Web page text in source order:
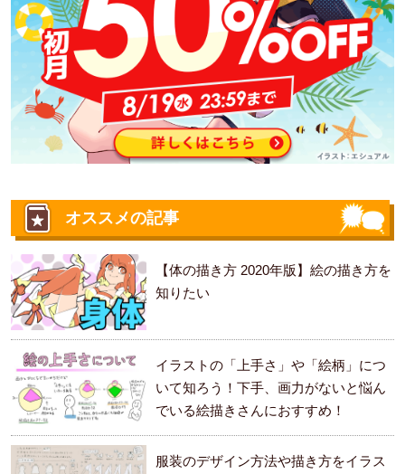
オススメの記事
【体の描き方 2020年版】絵の描き方を
知りたい
イラストの「上手さ」や「絵柄」につ
いて知ろう！下手、画力がないと悩ん
でいる絵描きさんにおすすめ！
服装のデザイン方法や描き方をイラス